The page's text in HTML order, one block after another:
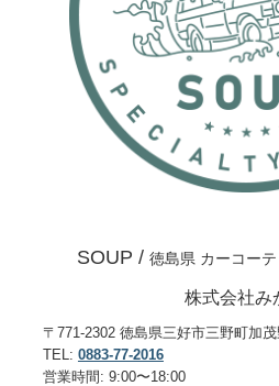
SOUP / 徳島県 カーコー
株式会社み
〒771-2302 徳島県三好市三野町加
TEL: 0883-77-2016
営業時間: 9:00〜18:00